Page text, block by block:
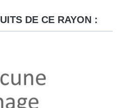
DE CE RAYON :